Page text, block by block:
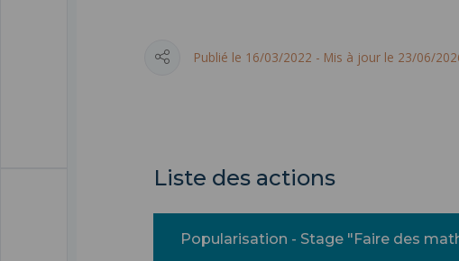
Publié le 16/03/2022 - Mis à jour le 23/06/
Liste des actions
Popularisation - Stage "Faire des